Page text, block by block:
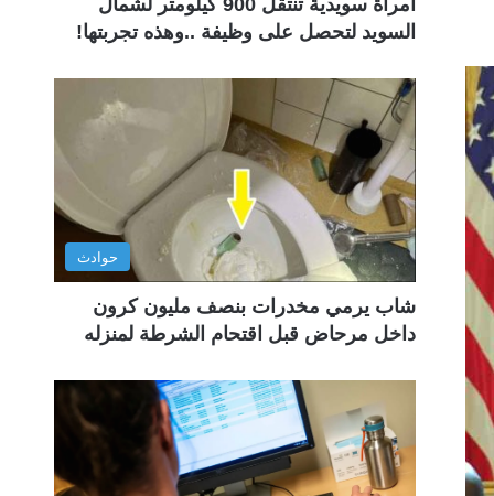
امرأة سويدية تنتقل 900 كيلومتر لشمال
السويد لتحصل على وظيفة ..وهذه تجربتها!
حوادث
شاب يرمي مخدرات بنصف مليون كرون
داخل مرحاض قبل اقتحام الشرطة لمنزله